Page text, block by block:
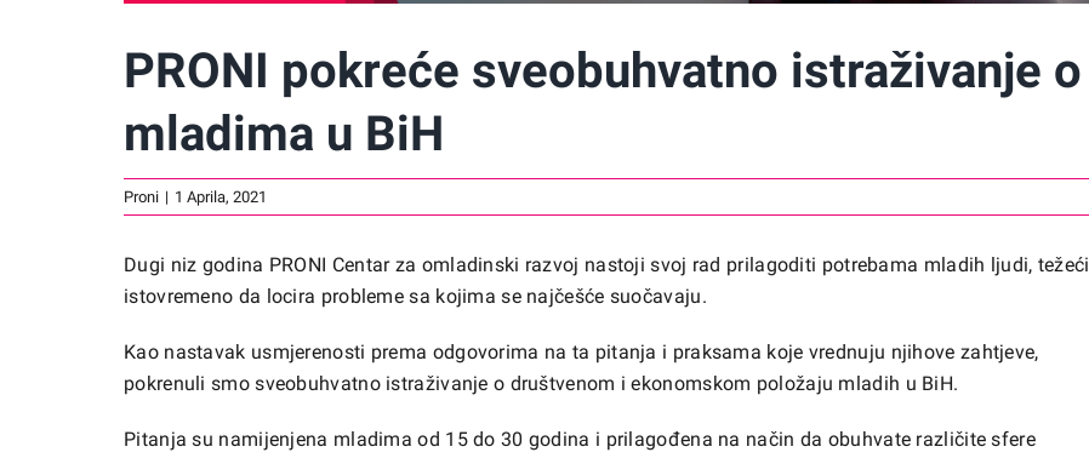
PRONI pokreće sveobuhvatno istraživanje o
mladima u BiH
Proni | 1 Aprila, 2021
Dugi niz godina PRONI Centar za omladinski razvoj nastoji svoj rad prilagoditi potrebama mladih ljudi, težeći
istovremeno da locira probleme sa kojima se najčešće suočavaju.
Kao nastavak usmjerenosti prema odgovorima na ta pitanja i praksama koje vrednuju njihove zahtjeve,
pokrenuli smo sveobuhvatno istraživanje o društvenom i ekonomskom položaju mladih u BiH.
Pitanja su namijenjena mladima od 15 do 30 godina i prilagođena na način da obuhvate različite sfere